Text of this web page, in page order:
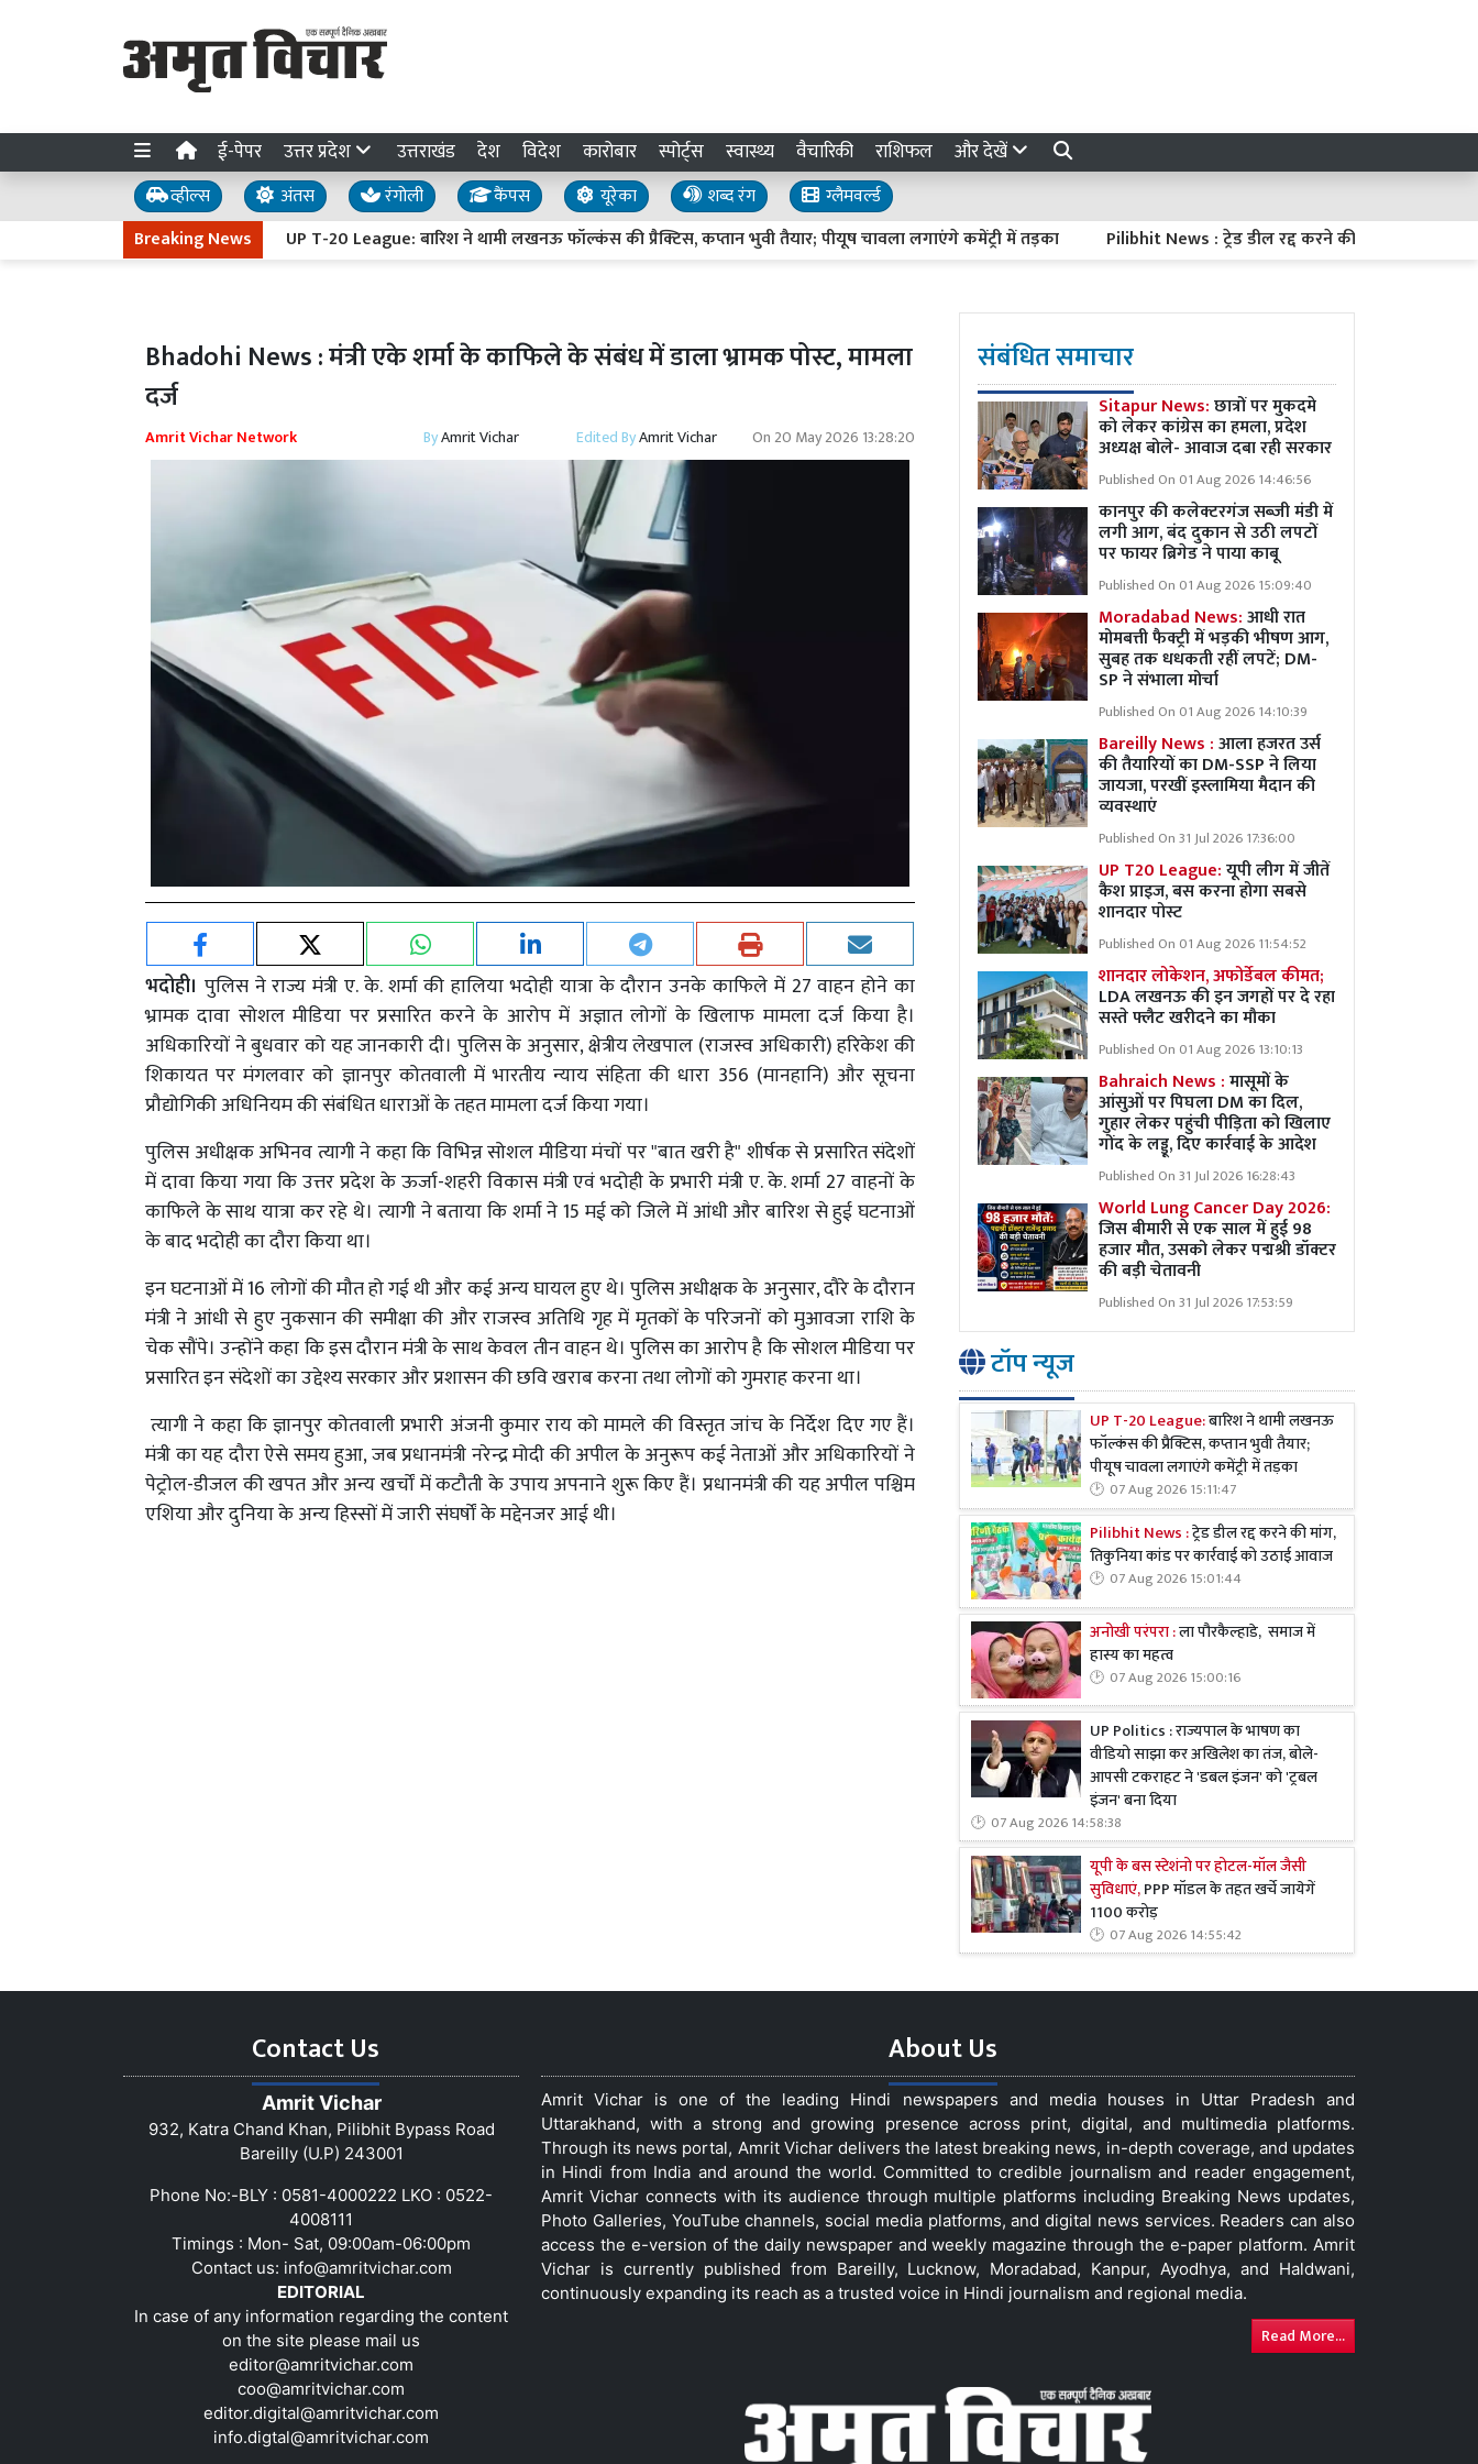
ई-पेपर उत्तर प्रदेश उत्तराखंड देश विदेश कारोबार स्पोर्ट्स स्वास्थ्य वैचारिकी राशिफल और देखें
व्हील्स अंतस रंगोली कैंपस यूरेका शब्द रंग
ग्लैमवर्ल्ड
Breaking NewsUP T-20 League: बारिश ने थामी लखनऊ फॉल्कंस की प्रैक्टिस, कप्तान भुवी तैयार; पीयूष चावला लगाएंगे कमेंट्री में तड़का Pilibhit News : ट्रेड डील रद्द करने की मांग, तिकुनिया कांड पर
Bhadohi News : मंत्री एके शर्मा के काफिले के संबंध में डाला भ्रामक पोस्ट, मामला
दर्ज
Amrit Vichar Network ByAmrit Vichar Edited ByAmrit Vichar On 20 May 2026 13:28:20
भदोही। पुलिस ने राज्य मंत्री ए. के. शर्मा की हालिया भदोही यात्रा के दौरान उनके काफिले में 27 वाहन होने का
भ्रामक दावा सोशल मीडिया पर प्रसारित करने के आरोप में अज्ञात लोगों के खिलाफ मामला दर्ज किया है।
अधिकारियों ने बुधवार को यह जानकारी दी। पुलिस के अनुसार, क्षेत्रीय लेखपाल (राजस्व अधिकारी) हरिकेश की
शिकायत पर मंगलवार को ज्ञानपुर कोतवाली में भारतीय न्याय संहिता की धारा 356 (मानहानि) और सूचना
प्रौद्योगिकी अधिनियम की संबंधित धाराओं के तहत मामला दर्ज किया गया।
पुलिस अधीक्षक अभिनव त्यागी ने कहा कि विभिन्न सोशल मीडिया मंचों पर "बात खरी है" शीर्षक से प्रसारित संदेशों
में दावा किया गया कि उत्तर प्रदेश के ऊर्जा-शहरी विकास मंत्री एवं भदोही के प्रभारी मंत्री ए. के. शर्मा 27 वाहनों के
काफिले के साथ यात्रा कर रहे थे। त्यागी ने बताया कि शर्मा ने 15 मई को जिले में आंधी और बारिश से हुई घटनाओं
के बाद भदोही का दौरा किया था।
इन घटनाओं में 16 लोगों की मौत हो गई थी और कई अन्य घायल हुए थे। पुलिस अधीक्षक के अनुसार, दौरे के दौरान
मंत्री ने आंधी से हुए नुकसान की समीक्षा की और राजस्व अतिथि गृह में मृतकों के परिजनों को मुआवजा राशि के
चेक सौंपे। उन्होंने कहा कि इस दौरान मंत्री के साथ केवल तीन वाहन थे। पुलिस का आरोप है कि सोशल मीडिया पर
प्रसारित इन संदेशों का उद्देश्य सरकार और प्रशासन की छवि खराब करना तथा लोगों को गुमराह करना था।
त्यागी ने कहा कि ज्ञानपुर कोतवाली प्रभारी अंजनी कुमार राय को मामले की विस्तृत जांच के निर्देश दिए गए हैं।
मंत्री का यह दौरा ऐसे समय हुआ, जब प्रधानमंत्री नरेन्द्र मोदी की अपील के अनुरूप कई नेताओं और अधिकारियों ने
पेट्रोल-डीजल की खपत और अन्य खर्चों में कटौती के उपाय अपनाने शुरू किए हैं। प्रधानमंत्री की यह अपील पश्चिम
एशिया और दुनिया के अन्य हिस्सों में जारी संघर्षों के मद्देनजर आई थी।
संबंधित समाचार
Sitapur News:छात्रों पर मुकदमे
को लेकर कांग्रेस का हमला, प्रदेश
अध्यक्ष बोले- आवाज दबा रही सरकार
Published On 01 Aug 2026 14:46:56
कानपुर की कलेक्टरगंज सब्जी मंडी में
लगी आग, बंद दुकान से उठी लपटों
पर फायर ब्रिगेड ने पाया काबू
Published On 01 Aug 2026 15:09:40
Moradabad News:आधी रात
मोमबत्ती फैक्ट्री में भड़की भीषण आग,
सुबह तक धधकती रहीं लपटें; DM-
SP ने संभाला मोर्चा
Published On 01 Aug 2026 14:10:39
Bareilly News :आला हजरत उर्स
की तैयारियों का DM-SSP ने लिया
जायजा, परखीं इस्लामिया मैदान की
व्यवस्थाएं
Published On 31 Jul 2026 17:36:00
UP T20 League:यूपी लीग में जीतें
कैश प्राइज, बस करना होगा सबसे
शानदार पोस्ट
Published On 01 Aug 2026 11:54:52
शानदार लोकेशन, अफोर्डेबल कीमत;
LDA लखनऊ की इन जगहों पर दे रहा
सस्ते फ्लैट खरीदने का मौका
Published On 01 Aug 2026 13:10:13
Bahraich News :मासूमों के
आंसुओं पर पिघला DM का दिल,
गुहार लेकर पहुंची पीड़िता को खिलाए
गोंद के लड्डू, दिए कार्रवाई के आदेश
Published On 31 Jul 2026 16:28:43
World Lung Cancer Day 2026:
जिस बीमारी से एक साल में हुई 98
हजार मौत, उसको लेकर पद्मश्री डॉक्टर
की बड़ी चेतावनी
Published On 31 Jul 2026 17:53:59
टॉप न्यूज
UP T-20 League:बारिश ने थामी लखनऊ
फॉल्कंस की प्रैक्टिस, कप्तान भुवी तैयार;
पीयूष चावला लगाएंगे कमेंट्री में तड़का
07 Aug 2026 15:11:47
Pilibhit News :ट्रेड डील रद्द करने की मांग,
तिकुनिया कांड पर कार्रवाई को उठाई आवाज
07 Aug 2026 15:01:44
अनोखी परंपरा :ला पौरकैल्हाडे, समाज में
हास्य का महत्व
07 Aug 2026 15:00:16
UP Politics : राज्यपाल के भाषण का
वीडियो साझा कर अखिलेश का तंज, बोले-
आपसी टकराहट ने 'डबल इंजन' को 'ट्रबल
इंजन' बना दिया
07 Aug 2026 14:58:38
यूपी के बस स्टेशंनो पर होटल-मॉल जैसी
सुविधाएं,PPP मॉडल के तहत खर्चे जायेगें
1100 करोड़
07 Aug 2026 14:55:42
Contact Us
Amrit Vichar
932, Katra Chand Khan, Pilibhit Bypass Road
Bareilly (U.P) 243001
Phone No:-BLY : 0581-4000222 LKO : 0522-
4008111
Timings : Mon- Sat, 09:00am-06:00pm
Contact us: info@amritvichar.com
EDITORIAL
In case of any information regarding the content
on the site please mail us
editor@amritvichar.com
coo@amritvichar.com
editor.digital@amritvichar.com
info.digtal@amritvichar.com
About Us
Amrit Vichar is one of the leading Hindi newspapers and media houses in Uttar Pradesh and
Uttarakhand, with a strong and growing presence across print, digital, and multimedia platforms.
Through its news portal, Amrit Vichar delivers the latest breaking news, in-depth coverage, and updates
in Hindi from India and around the world. Committed to credible journalism and reader engagement,
Amrit Vichar connects with its audience through multiple platforms including Breaking News updates,
Photo Galleries, YouTube channels, social media platforms, and digital news services. Readers can also
access the e-version of the daily newspaper and weekly magazine through the e-paper platform. Amrit
Vichar is currently published from Bareilly, Lucknow, Moradabad, Kanpur, Ayodhya, and Haldwani,
continuously expanding its reach as a trusted voice in Hindi journalism and regional media.
Read More...